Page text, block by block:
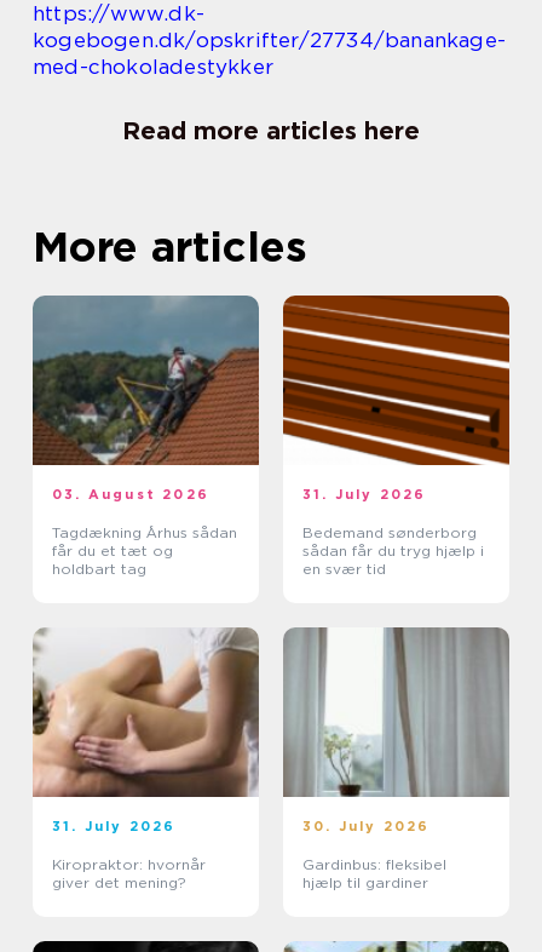
https://www.dk-
kogebogen.dk/opskrifter/27734/banankage-
med-chokoladestykker
Read more articles here
More articles
03. August 2026
Tagdækning Århus sådan
får du et tæt og
holdbart tag
31. July 2026
Bedemand sønderborg
sådan får du tryg hjælp i
en svær tid
31. July 2026
Kiropraktor: hvornår
giver det mening?
30. July 2026
Gardinbus: fleksibel
hjælp til gardiner